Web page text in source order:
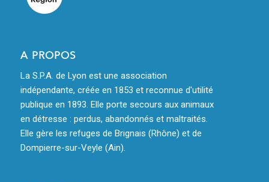
A PROPOS
La S.P.A. de Lyon est une association
indépendante, créée en 1853 et reconnue d'utilité
publique en 1893. Elle porte secours aux animaux
en détresse : perdus, abandonnés et maltraités.
Elle gère les refuges de Brignais (Rhône) et de
Dompierre-sur-Veyle (Ain).